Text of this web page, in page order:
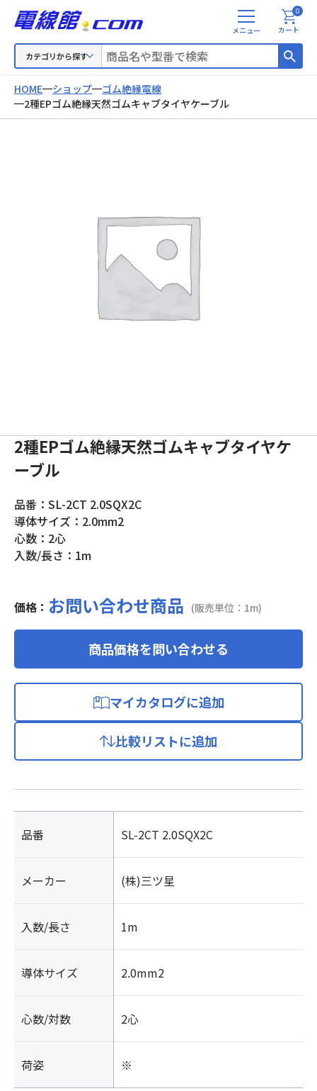
カテゴリから探す
メ
ニ
カート
0
HOME ショップ
ゴム絶縁電線
2種EPゴム絶縁天然ゴムキャブタイヤケーブル
2種EPゴム絶縁天然ゴムキャブタイヤケ
ーブル
品番：SL-2CT 2.0SQX2C
導体サイズ：2.0mm2
心数：2心
入数/長さ：1m
価格： お問い合わせ商品 (販売単位：1m)
商品価格を問い合わせる
マイカタログに追加
比較リストに追加
品番 SL-2CT 2.0SQX2C
メーカー (株)三ツ星
入数/長さ 1m
導体サイズ 2.0mm2
心数/対数 2心
荷姿 ※